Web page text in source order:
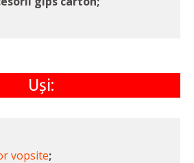
Uși:
vopsite;